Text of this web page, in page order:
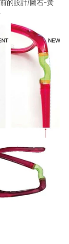
的設計/圖右-黃